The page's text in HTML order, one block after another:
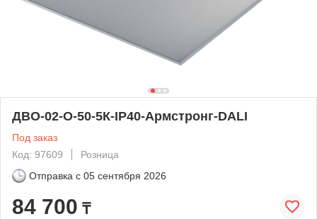
ДВО-02-О-50-5К-IP40-Армстронг-DALI
Под заказ
Код: 97609
Розница
Отправка с 05 сентября 2026
84 700 ₸